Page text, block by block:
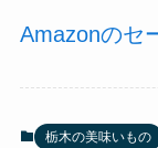
Amazonのセ
栃木の美味いもの